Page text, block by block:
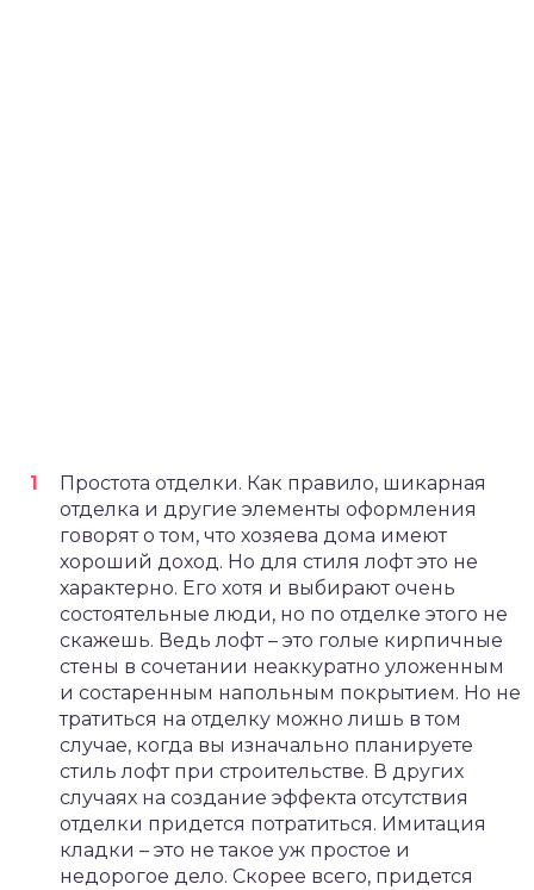
Простота отделки. Как правило, шикарная
отделка и другие элементы оформления
говорят о том, что хозяева дома имеют
хороший доход. Но для стиля лофт это не
характерно. Его хотя и выбирают очень
состоятельные люди, но по отделке этого не
скажешь. Ведь лофт – это голые кирпичные
стены в сочетании неаккуратно уложенным
и состаренным напольным покрытием. Но не
тратиться на отделку можно лишь в том
случае, когда вы изначально планируете
стиль лофт при строительстве. В других
случаях на создание эффекта отсутствия
отделки придется потратиться. Имитация
кладки – это не такое уж простое и
недорогое дело. Скорее всего, придется